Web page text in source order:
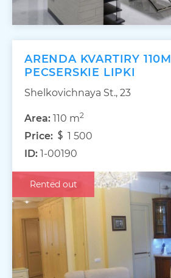
ARENDA KVARTIRY 110M
PECSERSKIE LIPKI
Shelkovichnaya St., 23
Area: 110 m2
Price:
1 500
ID: 1-00190
Rented out